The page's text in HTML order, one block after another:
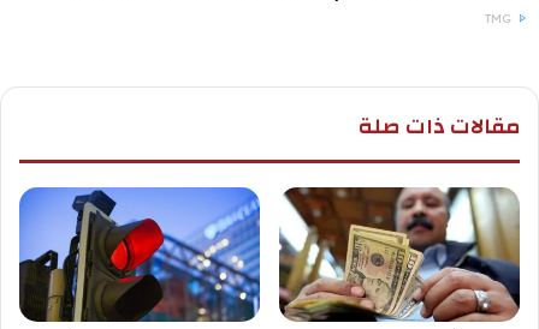
TMG
مقالات ذات صلة